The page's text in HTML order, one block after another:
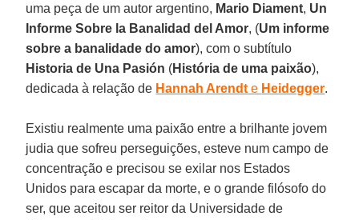
uma peça de um autor argentino, Mario Diament, Un
Informe Sobre la Banalidad del Amor, (Um informe
sobre a banalidade do amor), com o subtítulo
Historia de Una Pasión (História de uma paixão),
dedicada à relação de Hannah Arendt e Heidegger.
Existiu realmente uma paixão entre a brilhante jovem
judia que sofreu perseguições, esteve num campo de
concentração e precisou se exilar nos Estados
Unidos para escapar da morte, e o grande filósofo do
ser, que aceitou ser reitor da Universidade de